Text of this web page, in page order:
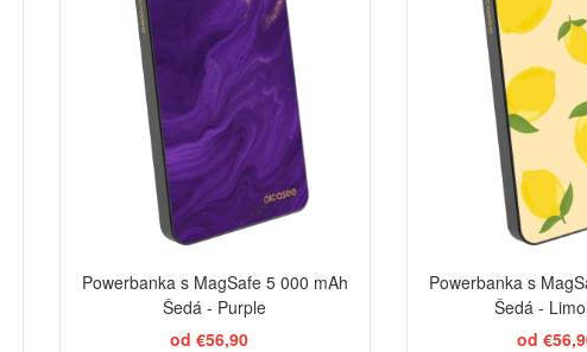
Powerbanka s MagSafe 5 000 mAh
Šedá - Purple
od €56,90
Powerbanka s
Šedá -
od